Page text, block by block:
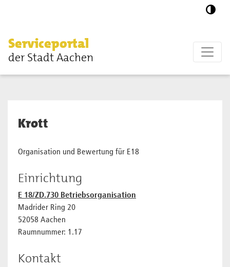
Serviceportal
der Stadt Aachen
Krott
Organisation und Bewertung für E18
Einrichtung
E 18/ZD.730 Betriebsorganisation
Madrider Ring 20
52058 Aachen
Raumnummer: 1.17
Kontakt